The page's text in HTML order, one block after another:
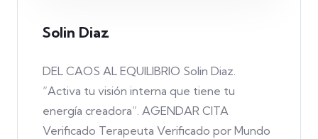
Solin Diaz
DEL CAOS AL EQUILIBRIO Solin Diaz.
“Activa tu visión interna que tiene tu
energía creadora”. AGENDAR CITA
Verificado Terapeuta Verificado por Mundo